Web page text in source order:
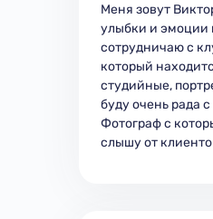
Меня зовут
улыбки и эмоции
сотрудничаю с
который
студийные,
буду очень рада
Фотограф с
слышу от